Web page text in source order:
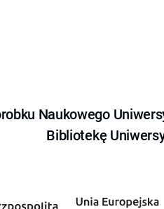
Naukowego
Bibliotekę